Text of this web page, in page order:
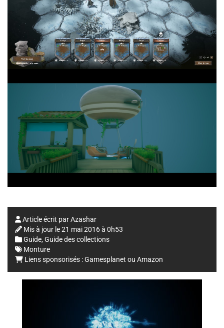
Article écrit parAzashar
Mis à jour le21 mai 2016 à 0h53
Guide, Guide des collections
Monture
Liens sponsorisés :Gamesplanet ou Amazon